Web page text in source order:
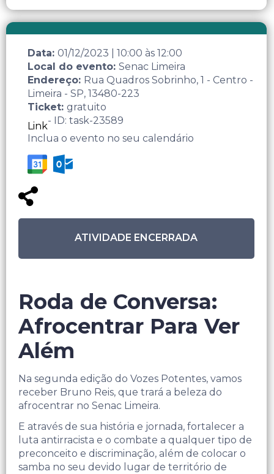
Data: 01/12/2023 10:00 às 12:00
Local do evento: Senac Limeira
Endereço: Rua Quadros Sobrinho, 1 - Centro -
Limeira - SP, 13480-223
Ticket: gratuito
Link- ID: task-23589
Inclua o evento no seu calendário
ATIVIDADE ENCERRADA
Roda de Conversa:
Afrocentrar Para Ver
Além
Na segunda edição do Vozes Potentes, vamos
receber Bruno Reis, que trará a beleza do
afrocentrar no Senac Limeira.
E através de sua história e jornada, fortalecer a
luta antirracista e o combate a qualquer tipo de
preconceito e discriminação, além de colocar o
samba no seu devido lugar de território de